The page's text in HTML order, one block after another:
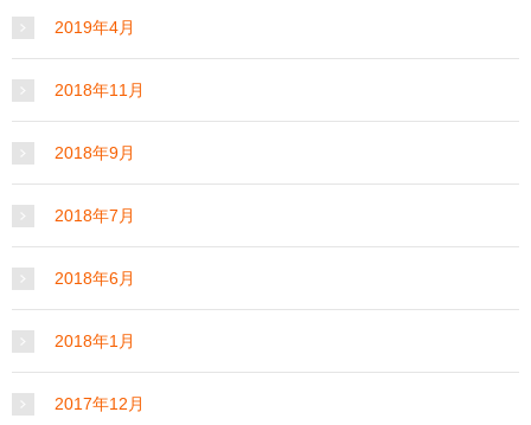
2019年4月
2018年11月
2018年9月
2018年7月
2018年6月
2018年1月
2017年12月